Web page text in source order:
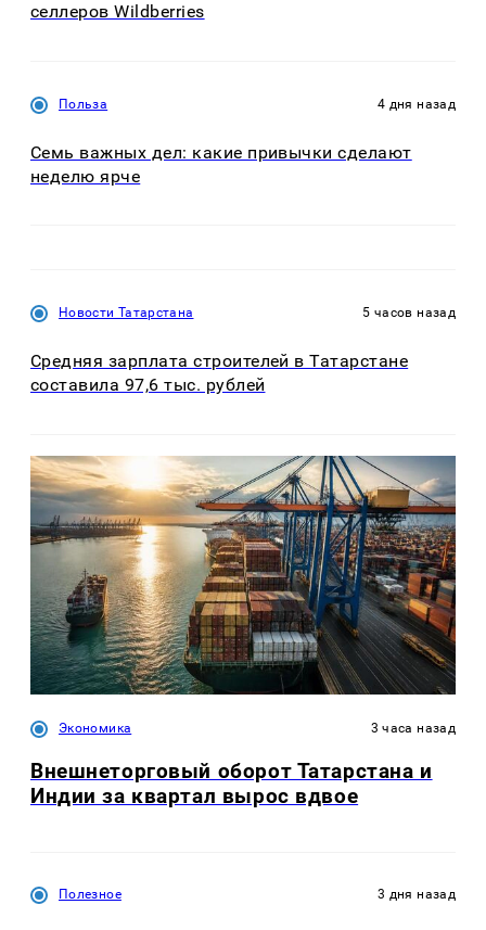
селлеров Wildberries
Польза 4 дня назад
Семь важных дел: какие привычки сделают
неделю ярче
Новости Татарстана 5 часов назад
Средняя зарплата строителей в Татарстане
составила 97,6 тыс. рублей
Экономика 3 часа назад
Внешнеторговый оборот Татарстана и
Индии за квартал вырос вдвое
Полезное 3 дня назад